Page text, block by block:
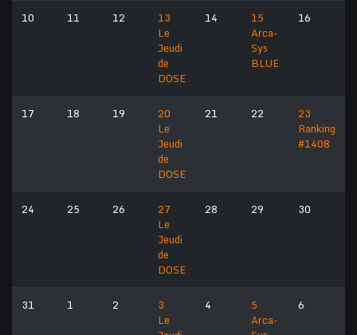
10 11 12
13
Le
Jeudi
de
DOSE
14
15
Arca-
Sys
BLUE
16
17 18 19
20
Le
Jeudi
de
DOSE
21 22
23
Ranking
#1408
24 25 26
27
Le
Jeudi
de
DOSE
28 29 30
31 1 2
3
Le
4
5
Arca-
6